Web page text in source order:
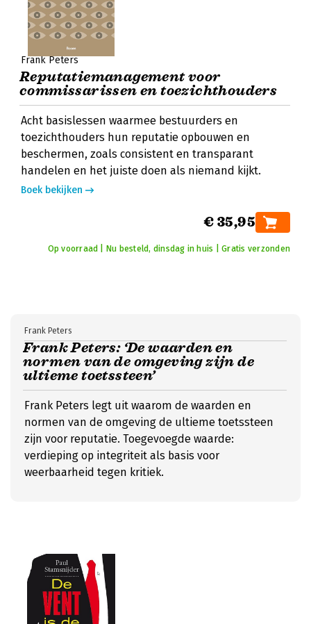
Frank Peters
Reputatiemanagement voor
commissarissen en toezichthouders
Acht basislessen waarmee bestuurders en
toezichthouders hun reputatie opbouwen en
beschermen, zoals consistent en transparant
handelen en het juiste doen als niemand kijkt.
Boek bekijken
€ 35,95
Op voorraad | Nu besteld, dinsdag in huis | Gratis verzonden
Frank Peters: ‘De waarden en
normen van de omgeving zijn de
ultieme toetssteen’
Frank Peters
Frank Peters legt uit waarom de waarden en
normen van de omgeving de ultieme toetssteen
zijn voor reputatie. Toegevoegde waarde:
verdieping op integriteit als basis voor
weerbaarheid tegen kritiek.